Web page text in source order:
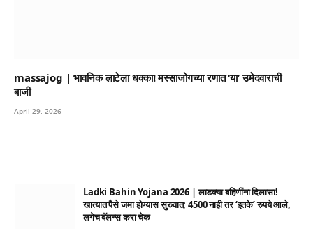
massajog | भावनिक लाटेला धक्का! मस्साजोगच्या रणात ‘या’ उमेदवाराची
बाजी
April 29, 2026
Ladki Bahin Yojana 2026 | लाडक्या बहिणींना दिलासा!
खात्यात पैसे जमा होण्यास सुरुवात; 4500 नाही तर ‘इतके’ रुपये आले,
लगेच बॅलन्स करा चेक